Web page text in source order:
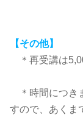
【その他】
＊再受講は
＊時間につき
すので、あくま